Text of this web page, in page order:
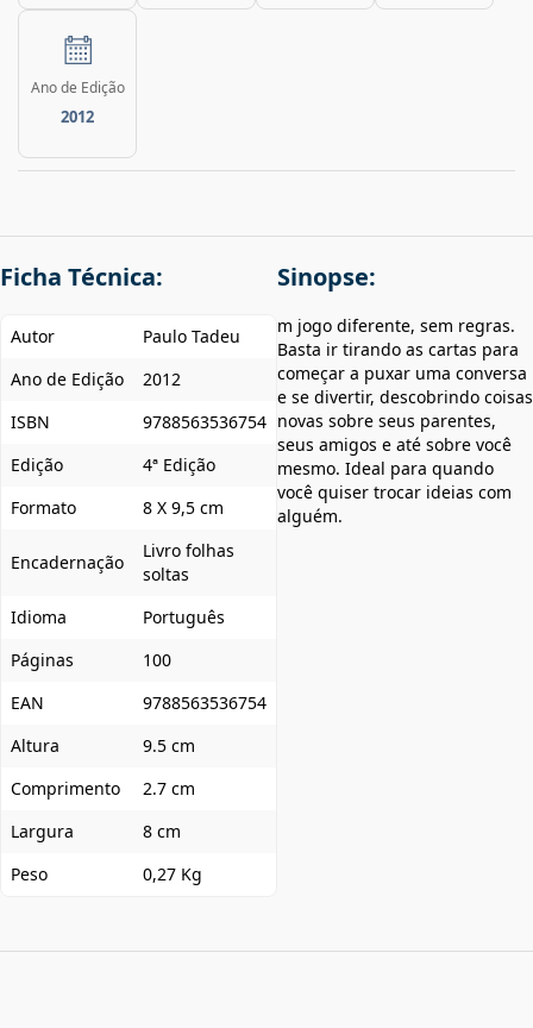
Ano de Edição
2012
Ficha Técnica:
Autor
Paulo Tadeu
Ano de Edição
2012
ISBN
9788563536754
Edição
4ª Edição
Formato
8 X 9,5 cm
Encadernação
Livro folhas
soltas
Idioma
Português
Páginas
100
EAN
9788563536754
Altura
9.5 cm
Comprimento
2.7 cm
Largura
8 cm
Peso
0,27 Kg
Sinopse:
m jogo diferente, sem regras.
Basta ir tirando as cartas para
começar a puxar uma conversa
e se divertir, descobrindo coisas
novas sobre seus parentes,
seus amigos e até sobre você
mesmo. Ideal para quando
você quiser trocar ideias com
alguém.